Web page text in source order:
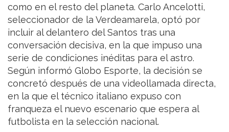
como en el resto del planeta. Carlo Ancelotti,
seleccionador de la Verdeamarela, optó por
incluir al delantero del Santos tras una
conversación decisiva, en la que impuso una
serie de condiciones inéditas para el astro.
Según informó Globo Esporte, la decisión se
concretó después de una videollamada directa,
en la que el técnico italiano expuso con
franqueza el nuevo escenario que espera al
futbolista en la selección nacional.